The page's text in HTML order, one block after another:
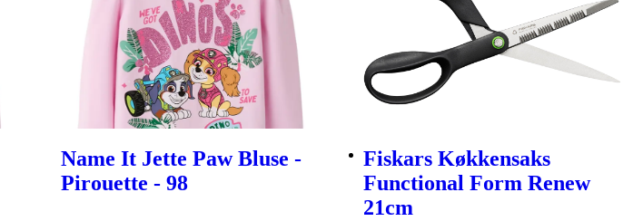
Name It Jette Paw Bluse -
Pirouette - 98
Fiskars Køkkensaks
Functional Form Renew
21cm